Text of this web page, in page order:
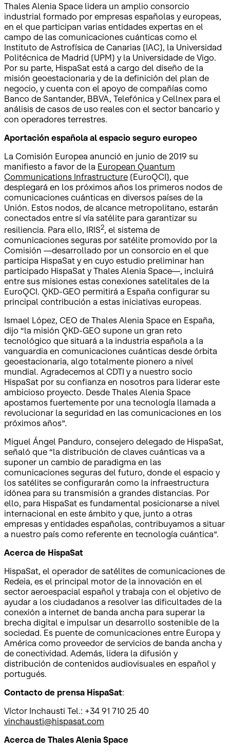
Thales Alenia Space lidera un amplio consorcio
industrial formado por empresas españolas y europeas,
en el que participan varias entidades expertas en el
campo de las comunicaciones cuánticas como el
Instituto de Astrofísica de Canarias (IAC), la Universidad
Politécnica de Madrid (UPM) y la Universidade de Vigo.
Por su parte, HispaSat está a cargo del diseño de la
misión geoestacionaria y de la definición del plan de
negocio, y cuenta con el apoyo de compañías como
Banco de Santander, BBVA, Telefónica y Cellnex para el
análisis de casos de uso reales con el sector bancario y
con operadores terrestres.
Aportación española al espacio seguro europeo
La Comisión Europea anunció en junio de 2019 su
manifiesto a favor de la European Quantum
Communications Infrastructure (EuroQCI), que
desplegará en los próximos años los primeros nodos de
comunicaciones cuánticas en diversos países de la
Unión. Estos nodos, de alcance metropolitano, estarán
conectados entre sí vía satélite para garantizar su
resiliencia. Para ello, IRIS2, el sistema de
comunicaciones seguras por satélite promovido por la
Comisión —desarrollado por un consorcio en el que
participa HispaSat y en cuyo estudio preliminar han
participado HispaSat y Thales Alenia Space—, incluirá
entre sus misiones estas conexiones satelitales de la
EuroQCI. QKD-GEO permitirá a España configurar su
principal contribución a estas iniciativas europeas.
Ismael López, CEO de Thales Alenia Space en España,
dijo “la misión QKD-GEO supone un gran reto
tecnológico que situará a la industria española a la
vanguardia en comunicaciones cuánticas desde órbita
geoestacionaria, algo totalmente pionero a nivel
mundial. Agradecemos al CDTI y a nuestro socio
HispaSat por su confianza en nosotros para liderar este
ambicioso proyecto. Desde Thales Alenia Space
apostamos fuertemente por una tecnología llamada a
revolucionar la seguridad en las comunicaciones en los
próximos años”.
Miguel Ángel Panduro, consejero delegado de HispaSat,
señaló que “la distribución de claves cuánticas va a
suponer un cambio de paradigma en las
comunicaciones seguras del futuro, donde el espacio y
los satélites se configurarán como la infraestructura
idónea para su transmisión a grandes distancias. Por
ello, para HispaSat es fundamental posicionarse a nivel
internacional en este ámbito y que, junto a otras
empresas y entidades españolas, contribuyamos a situar
a nuestro país como referente en tecnología cuántica”.
Acerca de HispaSat
HispaSat, el operador de satélites de comunicaciones de
Redeia, es el principal motor de la innovación en el
sector aeroespacial español y trabaja con el objetivo de
ayudar a los ciudadanos a resolver las dificultades de la
conexión a internet de banda ancha para superar la
brecha digital e impulsar un desarrollo sostenible de la
sociedad. Es puente de comunicaciones entre Europa y
América como proveedor de servicios de banda ancha y
de conectividad. Además, lidera la difusión y
distribución de contenidos audiovisuales en español y
portugués.
Contacto de prensa HispaSat:
Víctor Inchausti Tel.: +34 91 710 25 40
vinchausti@hispasat.com
Acerca de Thales Alenia Space